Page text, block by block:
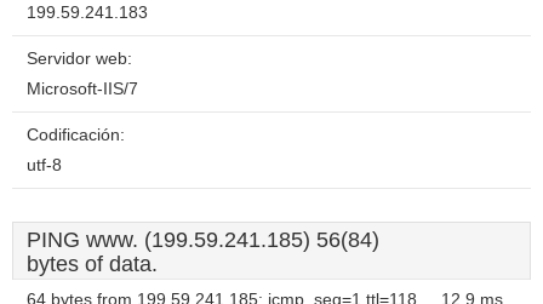
199.59.241.183
Servidor web:
Microsoft-IIS/7
Codificación:
utf-8
PING www. (199.59.241.185) 56(84)
bytes of data.
64 bytes from 199.59.241.185: icmp_seq=1 ttl=118 12.9 ms